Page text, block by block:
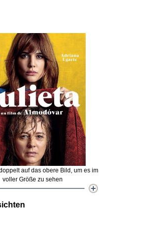
auf das obere Bild, um es im
voller Größe zu sehen